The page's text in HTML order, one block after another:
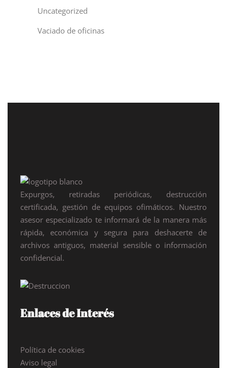
Uncategorized
Vaciado de oficinas
Expurgos, retiradas periódicas, destrucción
certificada, gestión de equipos ofimáticos. Nuestro
asesor especializado te informará de la manera más
rápida, económica y segura para deshacerte de
archivos antiguos, material sensible o información
confidencial.
Enlaces de Interés
Política de cookies
Aviso legal